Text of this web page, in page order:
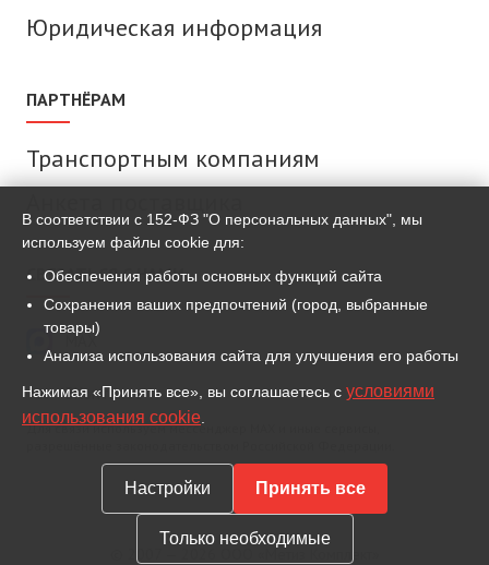
Юридическая информация
ПАРТНЁРАМ
Транспортным компаниям
СВЯЗАТЬСЯ С НАМИ
MAX
ВКонтакте
Для связи используем мессенджер MAX и иные сервисы,
© 2007 — 2026 ООО «Метиз Комплект»
В соответствии с 152-ФЗ "О персональных данных", мы
используем файлы cookie для:
Обеспечения работы основных функций сайта
Сохранения ваших предпочтений (город, выбранные
товары)
Анализа использования сайта для улучшения его работы
Нажимая «Принять все», вы соглашаетесь с условиями
использования cookie
Настройки Принять все
Только необходимые